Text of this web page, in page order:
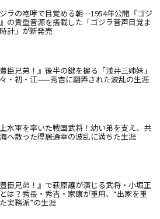
ラの咆哮で目覚める朝…1954年公開『ゴジ
の貴重音源を搭載した「ゴジラ音声目覚ま
計」が新発売
豊臣兄弟！』後半の鍵を握る「浅井三姉妹」
・初・江——秀吉に翻弄された波乱の生涯
水軍を率いた戦国武将！幼い弟を支え、共
へ散った得居通幸の波乱に満ちた生涯
豊臣兄弟！』で萩原護が演じる武将・小堀正
は？秀長・秀吉・家康が重用、“出家を重
実務派”の生涯